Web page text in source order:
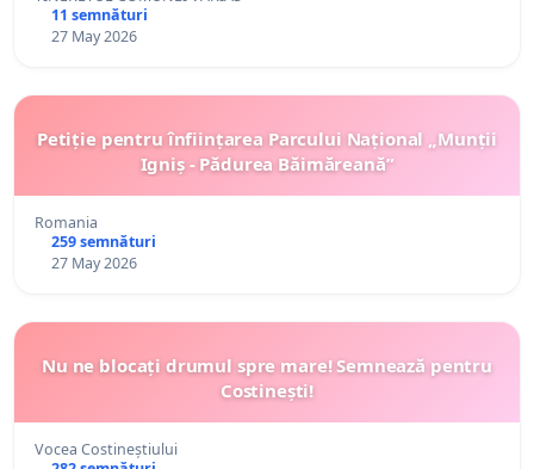
11 semnături
27 May 2026
Petiție pentru înființarea Parcului Național „Munții
Igniș - Pădurea Băimăreană”
Romania
259 semnături
27 May 2026
Nu ne blocați drumul spre mare! Semnează pentru
Costinești!
Vocea Costineștiului